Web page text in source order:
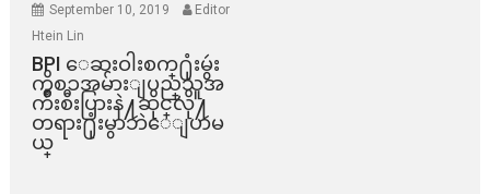
September 10, 2019
Editor
Htein Lin
BPI ​ေဆးဝါးစက္​႐ုံးမွဴး
ကိစၥအမ်ားျပည္​သူအ
က်ိဳးစီးပြားနဲ႔ဆိုင္​လို႔
တရား႐ုံးမွာဘဲေျပာမ
ယ္​